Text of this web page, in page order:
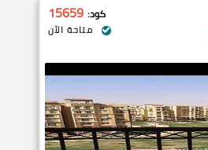
كود: 15659
متاحة الآن